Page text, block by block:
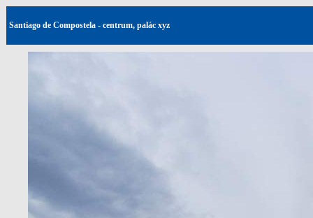
Santiago de Compostela - centrum, palác xyz